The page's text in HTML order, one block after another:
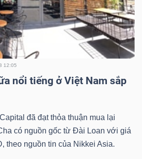
12:05
nổi tiếng ở Việt Nam sắp
đã đạt thỏa thuận mua lại
có nguồn gốc từ Đài Loan với giá
theo nguồn tin của Nikkei Asia.